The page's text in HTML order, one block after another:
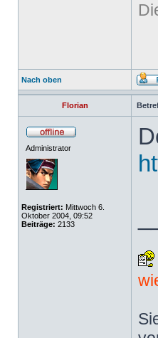
Nach oben
Florian
Administrator
Registriert: Mittwoch 6.
Oktober 2004, 09:52
Beiträge: 2133